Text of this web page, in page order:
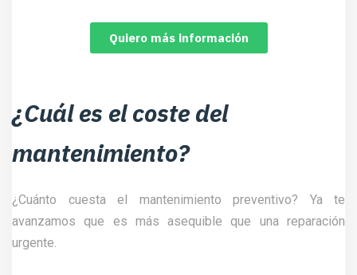
Quiero más información
¿Cuál es el coste del
mantenimiento?
¿Cuánto cuesta el mantenimiento preventivo? Ya te
avanzamos que es más asequible que una reparación
urgente.